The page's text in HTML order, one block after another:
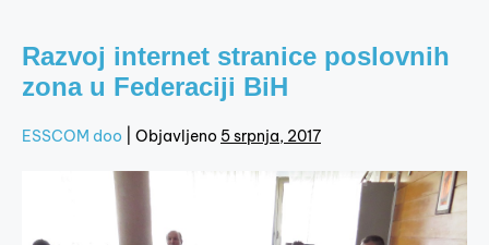
Razvoj internet stranice poslovnih
zona u Federaciji BiH
ESSCOM doo Objavljeno 5 srpnja, 2017